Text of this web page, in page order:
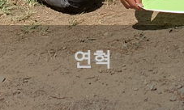
연혁